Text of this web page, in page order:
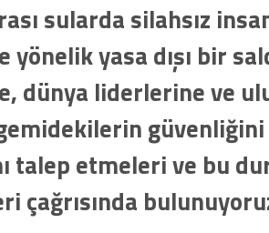
sularda silahsız
yasa dışı bir
dünya liderlerine ve
talep etmeleri ve bu
çağrısında